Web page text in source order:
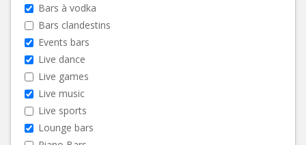
Bars à vodka
Bars clandestins
Events bars
Live dance
Live games
Live music
Live sports
Lounge bars